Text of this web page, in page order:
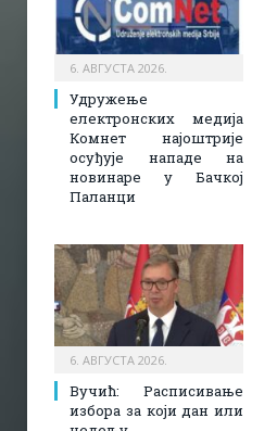
6. АВГУСТА 2026.
Удружење
електронских медија
Комнет најоштрије
осуђује нападе на
новинаре у Бачкој
Паланци
6. АВГУСТА 2026.
Вучић: Расписивање
избора за који дан или